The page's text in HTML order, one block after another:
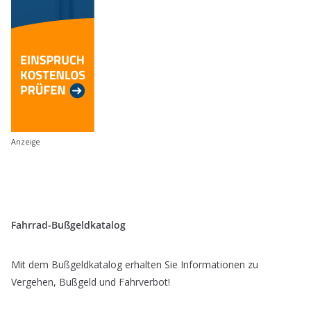
Anzeige
Fahrrad-Bußgeldkatalog
Mit dem Bußgeldkatalog erhalten Sie Informationen zu
Vergehen, Bußgeld und Fahrverbot!